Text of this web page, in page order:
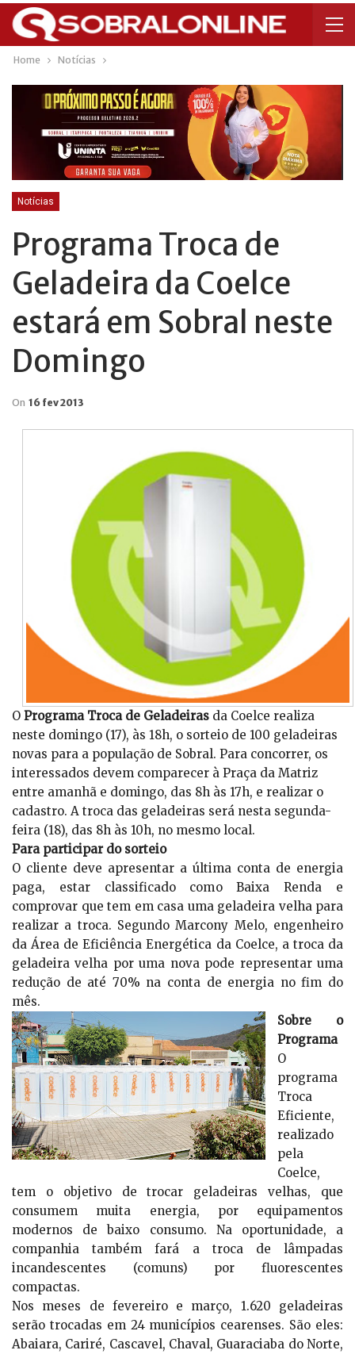
Home Notícias
Notícias
Programa Troca de
Geladeira da Coelce
estará em Sobral neste
Domingo
On 16 fev 2013
O Programa Troca de Geladeiras da Coelce realiza
neste domingo (17), às 18h, o sorteio de 100 geladeiras
novas para a população de Sobral. Para concorrer, os
interessados devem comparecer à Praça da Matriz
entre amanhã e domingo, das 8h às 17h, e realizar o
cadastro. A troca das geladeiras será nesta segunda-
feira (18), das 8h às 10h, no mesmo local.
Para participar do sorteio
O cliente deve apresentar a última conta de energia
paga, estar classificado como Baixa Renda e
comprovar que tem em casa uma geladeira velha para
realizar a troca. Segundo Marcony Melo, engenheiro
da Área de Eficiência Energética da Coelce, a troca da
geladeira velha por uma nova pode representar uma
redução de até 70% na conta de energia no fim do
mês.
Sobre o
Programa
O
programa
Troca
Eficiente,
realizado
pela
Coelce,
tem o objetivo de trocar geladeiras velhas, que
consumem muita energia, por equipamentos
modernos de baixo consumo. Na oportunidade, a
companhia também fará a troca de lâmpadas
incandescentes (comuns) por fluorescentes
compactas.
Nos meses de fevereiro e março, 1.620 geladeiras
serão trocadas em 24 municípios cearenses. São eles:
Abaiara, Cariré, Cascavel, Chaval, Guaraciaba do Norte,